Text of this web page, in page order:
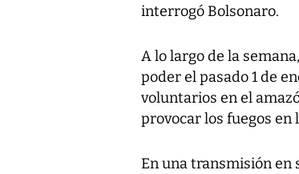
interrogó Bolsonaro.
A lo largo de la
poder el pasado 1 de
voluntarios en el
provocar los fuegos
En una transmisión en